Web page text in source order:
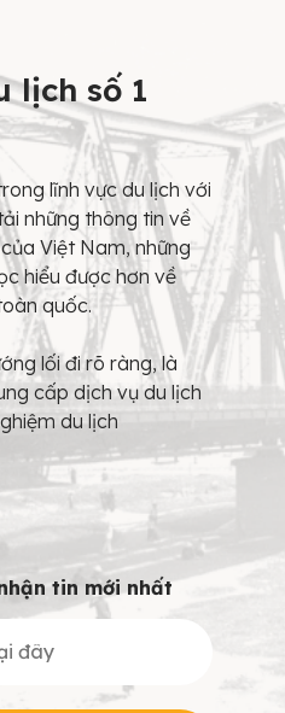
lịch số 1
lĩnh vực du lịch với
những thông tin về
Việt Nam, những
hiểu được hơn về
quốc.
lối đi rõ ràng, là
cấp dịch vụ du lịch
du lịch
tin mới nhất